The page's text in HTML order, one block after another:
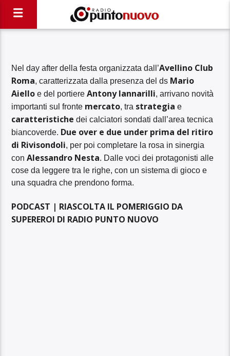
Nel day after della festa organizzata dall’Avellino Club
Roma, caratterizzata dalla presenza del ds Mario
Aiello e del portiereAntony Iannarilli, arrivano novità
importanti sul fronte mercato, tra strategia e
caratteristiche dei calciatori sondati dall’area tecnica
biancoverde. Due over e due under prima del ritiro
di Rivisondoli, per poi completare la rosa in sinergia
conAlessandro Nesta. Dalle voci dei protagonisti alle
cose da leggere tra le righe, con un sistema di gioco e
una squadra che prendono forma.
PODCAST | RIASCOLTA IL POMERIGGIO DA
SUPEREROI DI RADIO PUNTO NUOVO